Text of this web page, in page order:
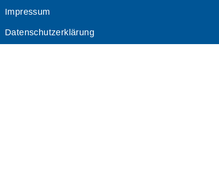
Impressum
Datenschutzerklärung